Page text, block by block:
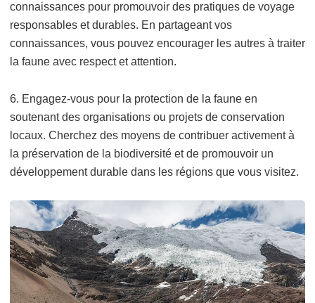
connaissances pour promouvoir des pratiques de voyage
responsables et durables. En partageant vos
connaissances, vous pouvez encourager les autres à traiter
la faune avec respect et attention.
6. Engagez-vous pour la protection de la faune en
soutenant des organisations ou projets de conservation
locaux. Cherchez des moyens de contribuer activement à
la préservation de la biodiversité et de promouvoir un
développement durable dans les régions que vous visitez.